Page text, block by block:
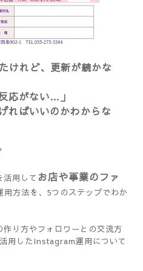
けれど、更新が続かな
応がない…」
ればいいのかわからな
用して お店や事業のファ
用方法を、5つのステップでわか
り方やフォロワーとの交流方
用したInstagram運用について